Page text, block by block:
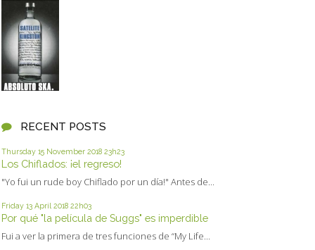
RECENT POSTS
Thursday 15 November 2018 23h23
Los Chiflados: ¡el regreso!
"Yo fui un rude boy Chiflado por un día!" Antes de...
Friday 13 April 2018 22h03
Por qué "la película de Suggs" es imperdible
Fui a ver la primera de tres funciones de “My Life...